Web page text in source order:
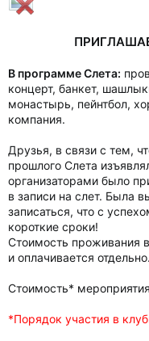
В программе Слета:
концерт, банкет,
монастырь, пейнтбол,
компания.
Друзья, в связи с тем,
прошлого Слета
организаторами было
в записи на слет. Была
записаться, что с
короткие сроки!
Стоимость проживания
и оплачивается отдельно.
Стоимость*
*Порядок участия в